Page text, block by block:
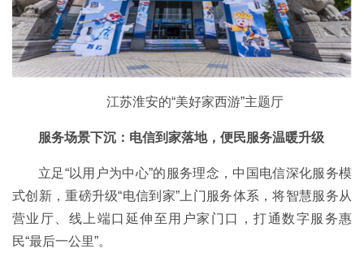
江苏淮安的“美好家西游”主题厅
服务场景下沉：电信到家落地，便民服务温暖升级
立足“以用户为中心”的服务理念，中国电信深化服务模
式创新，重磅升级“电信到家”上门服务体系，将智慧服务从
营业厅、线上端口延伸至用户家门口，打通数字服务惠
民“最后一公里”。